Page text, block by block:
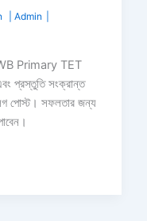
|Admin
(WB Primary TET
প্রস্তুতি সংক্রান্ত
পোস্ট। সফলতার জন্য